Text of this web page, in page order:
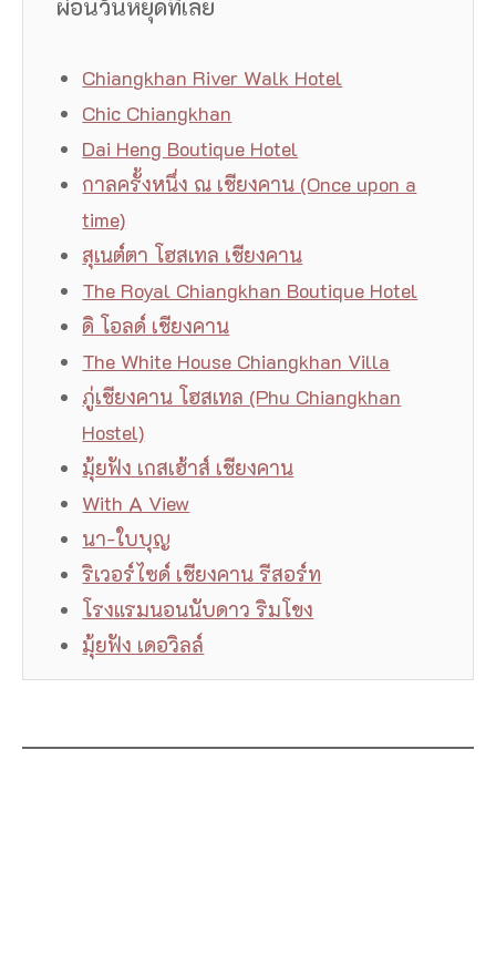
ผ่อนวันหยุดที่เลย
Chiangkhan River Walk Hotel
Chic Chiangkhan
Dai Heng Boutique Hotel
กาลครั้งหนึ่ง ณ เชียงคาน (Once upon a
time)
สุเนต์ตา โฮสเทล เชียงคาน
The Royal Chiangkhan Boutique Hotel
ดิ โอลด์ เชียงคาน
The White House Chiangkhan Villa
ภู่เชียงคาน โฮสเทล (Phu Chiangkhan
Hostel)
มุ้ยฟัง เกสเฮ้าส์ เชียงคาน
With A View
นา-ใบบุญ
ริเวอร์ไซด์ เชียงคาน รีสอร์ท
โรงแรมนอนนับดาว ริมโขง
มุ้ยฟัง เดอวิลล์